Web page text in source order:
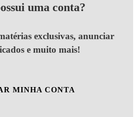
uma conta?
exclusivas, anunciar
e muito mais!
MINHA CONTA